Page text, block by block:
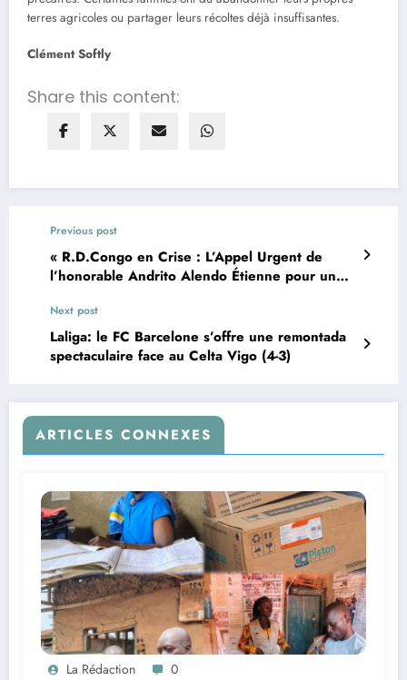
terres agricoles ou partager leurs récoltes déjà insuffisantes.
Clément Softly
Share this content:
Previous post
« R.D.Congo en Crise : L’Appel Urgent de
l’honorable Andrito Alendo Étienne pour un
Cendres du Passé»
Next post
Laliga: le FC Barcelone s’offre une remontada
spectaculaire face au Celta Vigo (4-3)
ARTICLES CONNEXES
La Rédaction 0